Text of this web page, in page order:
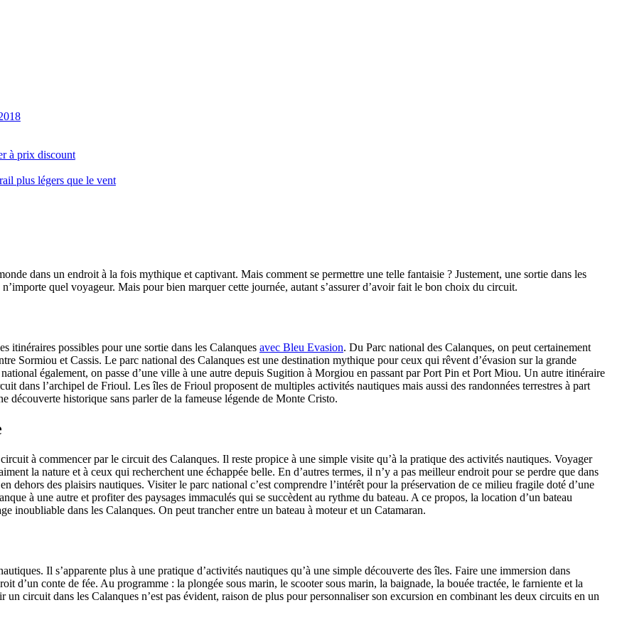
à prix discount
plus légers que le vent
dans un endroit à la fois mythique et captivant. Mais comment se permettre une telle fantaisie ? Justement, une sortie dans les
quel voyageur. Mais pour bien marquer cette journée, autant s’assurer d’avoir fait le bon choix du circuit.
itinéraires possibles pour une sortie dans les Calanques avec Bleu Evasion. Du Parc national des Calanques, on peut certainement
Sormiou et Cassis. Le parc national des Calanques est une destination mythique pour ceux qui rêvent d’évasion sur la grande
également, on passe d’une ville à une autre depuis Sugition à Morgiou en passant par Port Pin et Port Miou. Un autre itinéraire
dans l’archipel de Frioul. Les îles de Frioul proposent de multiples activités nautiques mais aussi des randonnées terrestres à part
découverte historique sans parler de la fameuse légende de Monte Cristo.
à commencer par le circuit des Calanques. Il reste propice à une simple visite qu’à la pratique des activités nautiques. Voyager
la nature et à ceux qui recherchent une échappée belle. En d’autres termes, il n’y a pas meilleur endroit pour se perdre que dans
dehors des plaisirs nautiques. Visiter le parc national c’est comprendre l’intérêt pour la préservation de ce milieu fragile doté d’une
à une autre et profiter des paysages immaculés qui se succèdent au rythme du bateau. A ce propos, la location d’un bateau
inoubliable dans les Calanques. On peut trancher entre un bateau à moteur et un Catamaran.
Il s’apparente plus à une pratique d’activités nautiques qu’à une simple découverte des îles. Faire une immersion dans
d’un conte de fée. Au programme : la plongée sous marin, le scooter sous marin, la baignade, la bouée tractée, le farniente et la
circuit dans les Calanques n’est pas évident, raison de plus pour personnaliser son excursion en combinant les deux circuits en un